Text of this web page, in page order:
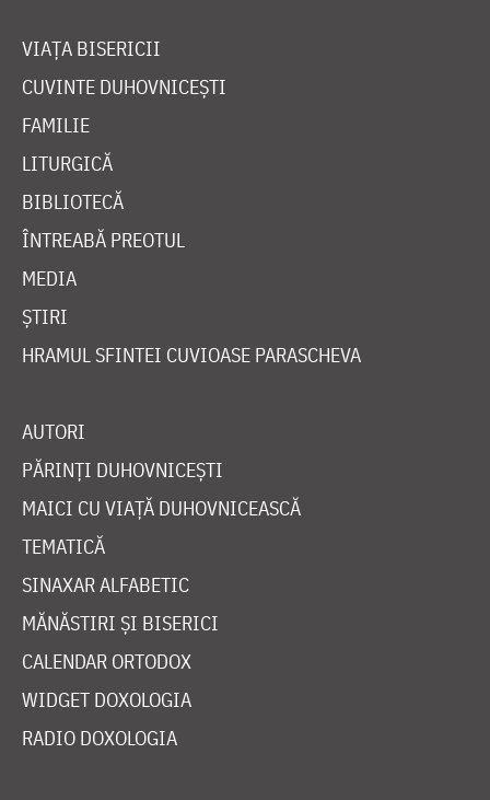
VIAȚA BISERICII
CUVINTE DUHOVNICEȘTI
FAMILIE
LITURGICĂ
BIBLIOTECĂ
ÎNTREABĂ PREOTUL
MEDIA
ȘTIRI
HRAMUL SFINTEI CUVIOASE PARASCHEVA
AUTORI
PĂRINȚI DUHOVNICEȘTI
MAICI CU VIAȚĂ DUHOVNICEASCĂ
TEMATICĂ
SINAXAR ALFABETIC
MĂNĂSTIRI ȘI BISERICI
CALENDAR ORTODOX
WIDGET DOXOLOGIA
RADIO DOXOLOGIA